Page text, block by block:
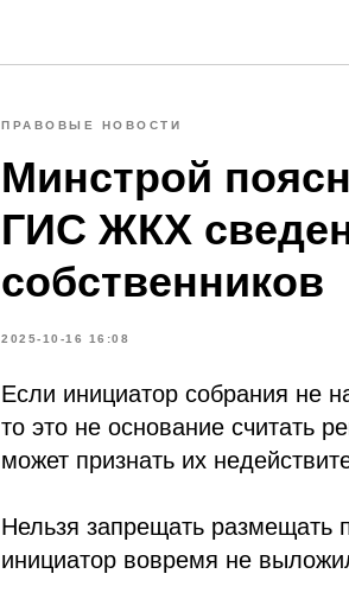
ПРАВОВЫЕ НОВОСТИ
Минстрой
ГИС ЖКХ
собственников
2025-10-16 16:08
Если инициатор собрания не
то это не основание считать
может признать их
Нельзя запрещать
инициатор вовремя не